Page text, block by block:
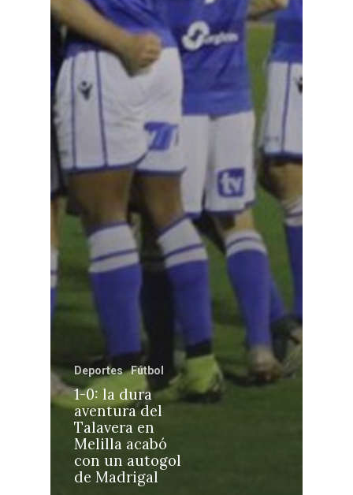
Deportes Fútbol
1-0: la dura
aventura del
Talavera en
Melilla acabó
con un autogol
de Madrigal